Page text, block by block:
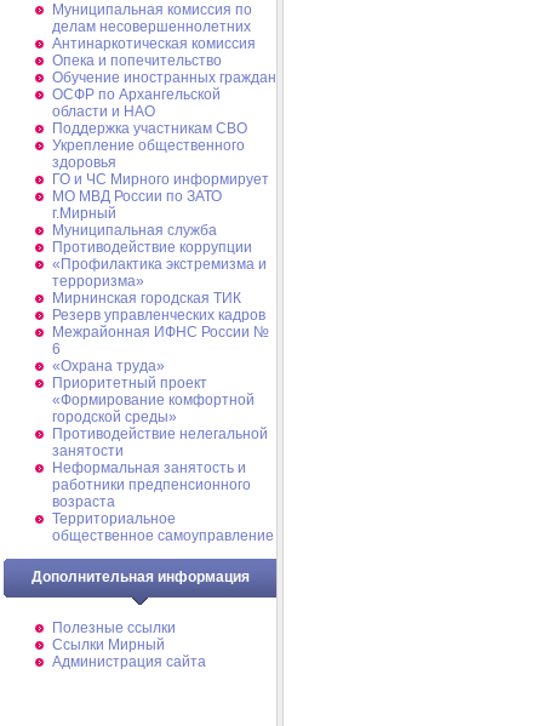
Муниципальная комиссия по
делам несовершеннолетних
Антинаркотическая комиссия
Опека и попечительство
Обучение иностранных граждан
ОСФР по Архангельской
области и НАО
Поддержка участникам СВО
Укрепление общественного
здоровья
ГО и ЧС Мирного информирует
МО МВД России по ЗАТО
г.Мирный
Муниципальная cлужба
Противодействие коррупции
«Профилактика экстремизма и
терроризма»
Мирнинская городская ТИК
Резерв управленческих кадров
Межрайонная ИФНС России №
6
«Охрана труда»
Приоритетный проект
«Формирование комфортной
городской среды»
Противодействие нелегальной
занятости
Неформальная занятость и
работники предпенсионного
возраста
Территориальное
общественное самоуправление
Дополнительная информация
Полезные ссылки
Ссылки Мирный
Администрация сайта